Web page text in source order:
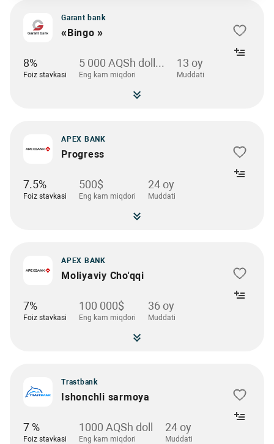
Garant bank
«Bingo »
8%
Foiz stavkasi
5 000 AQSh doll...
Eng kam miqdori
13 oy
Muddati
APEX BANK
Progress
7.5%
Foiz stavkasi
500$
Eng kam miqdori
24 oy
Muddati
APEX BANK
Moliyaviy Cho'qqi
7%
Foiz stavkasi
100 000$
Eng kam miqdori
36 оу
Muddati
Trastbank
Ishonchli sarmoya
7 %
Foiz stavkasi
1000 AQSh doll
Eng kam miqdori
24 oy
Muddati